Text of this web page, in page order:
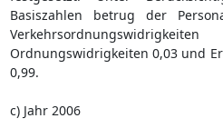
Basiszahlen betrug der
Ordnungswidrigkeiten 0,03 und
0,99.
c) Jahr 2006